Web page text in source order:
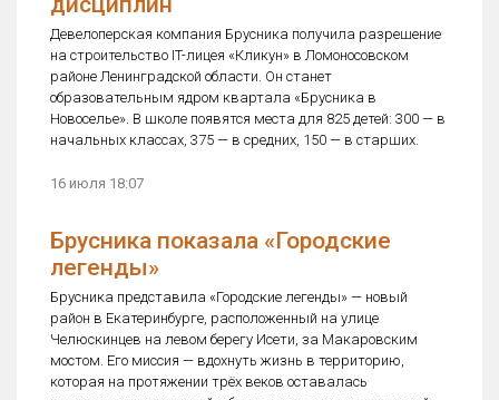
Девелоперская компания Брусника получила разрешение
на строительство IT-лицея «Кликун» в Ломоносовском
районе Ленинградской области. Он станет
образовательным ядром квартала «Брусника в
Новоселье». В школе появятся места для 825 детей: 300 — в
начальных классах, 375 — в средних, 150 — в старших.
16 июля 18:07
Брусника показала «Городские
легенды»
Брусника представила «Городские легенды» — новый
район в Екатеринбурге, расположенный на улице
Челюскинцев на левом берегу Исети, за Макаровским
мостом. Его миссия — вдохнуть жизнь в территорию,
которая на протяжении трёх веков оставалась